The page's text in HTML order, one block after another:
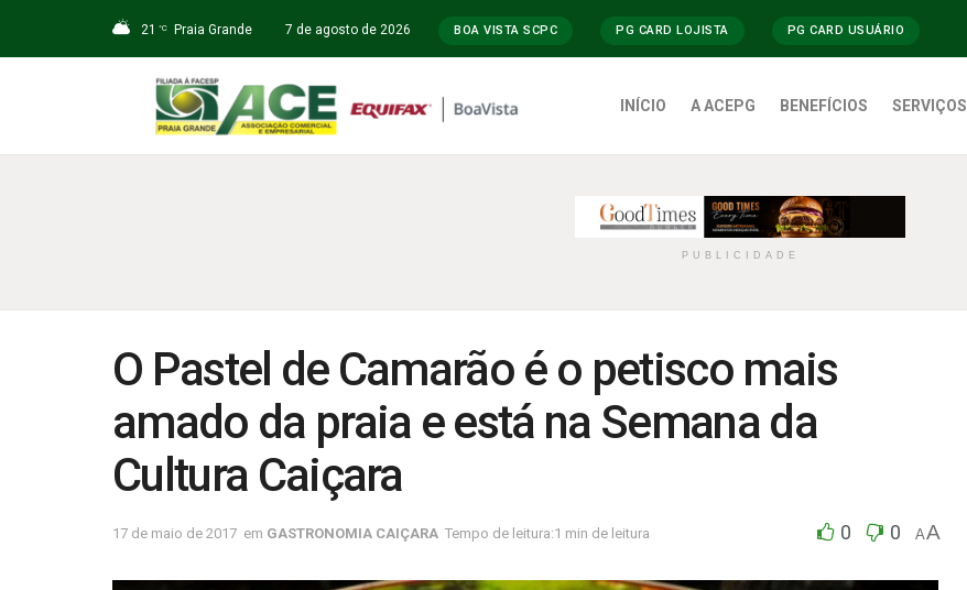
21 °C Praia Grande 7 de agosto de 2026 BOA VISTA SCPC PG CARD LOJISTA PG CARD USUÁRIO
INÍCIO A ACEPG BENEFÍCIOS SERVIÇOS
PUBLICIDADE
O Pastel de Camarão é o petisco mais
amado da praia e está na Semana da
Cultura Caiçara
17 de maio de 2017 em GASTRONOMIA CAIÇARA Tempo de leitura:1 min de leitura 0 0 AA